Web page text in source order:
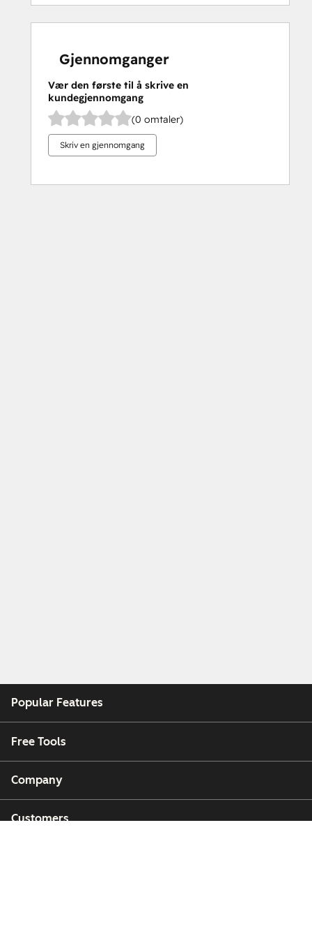
Gjennomganger
Vær den første til å skrive en
kundegjennomgang
(0 omtaler)
Skriv en gjennomgang
Popular Features
Free Tools
Company
Customers